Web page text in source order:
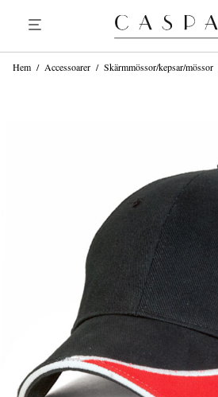
Hem / Accessoarer / Skärmmössor/kepsar/mössor